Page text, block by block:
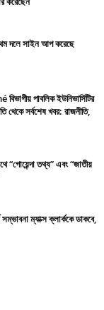
দলে সাইন আপ করেছে
পাবলিক ইউনিভার্সিটির
থেকে সর্বশেষ খবর: রাজনীতি,
“গোয়েন্দা তথ্য” এবং “জাতীয়
ম্যাক্স ক্লার্ককে ডাকবে,